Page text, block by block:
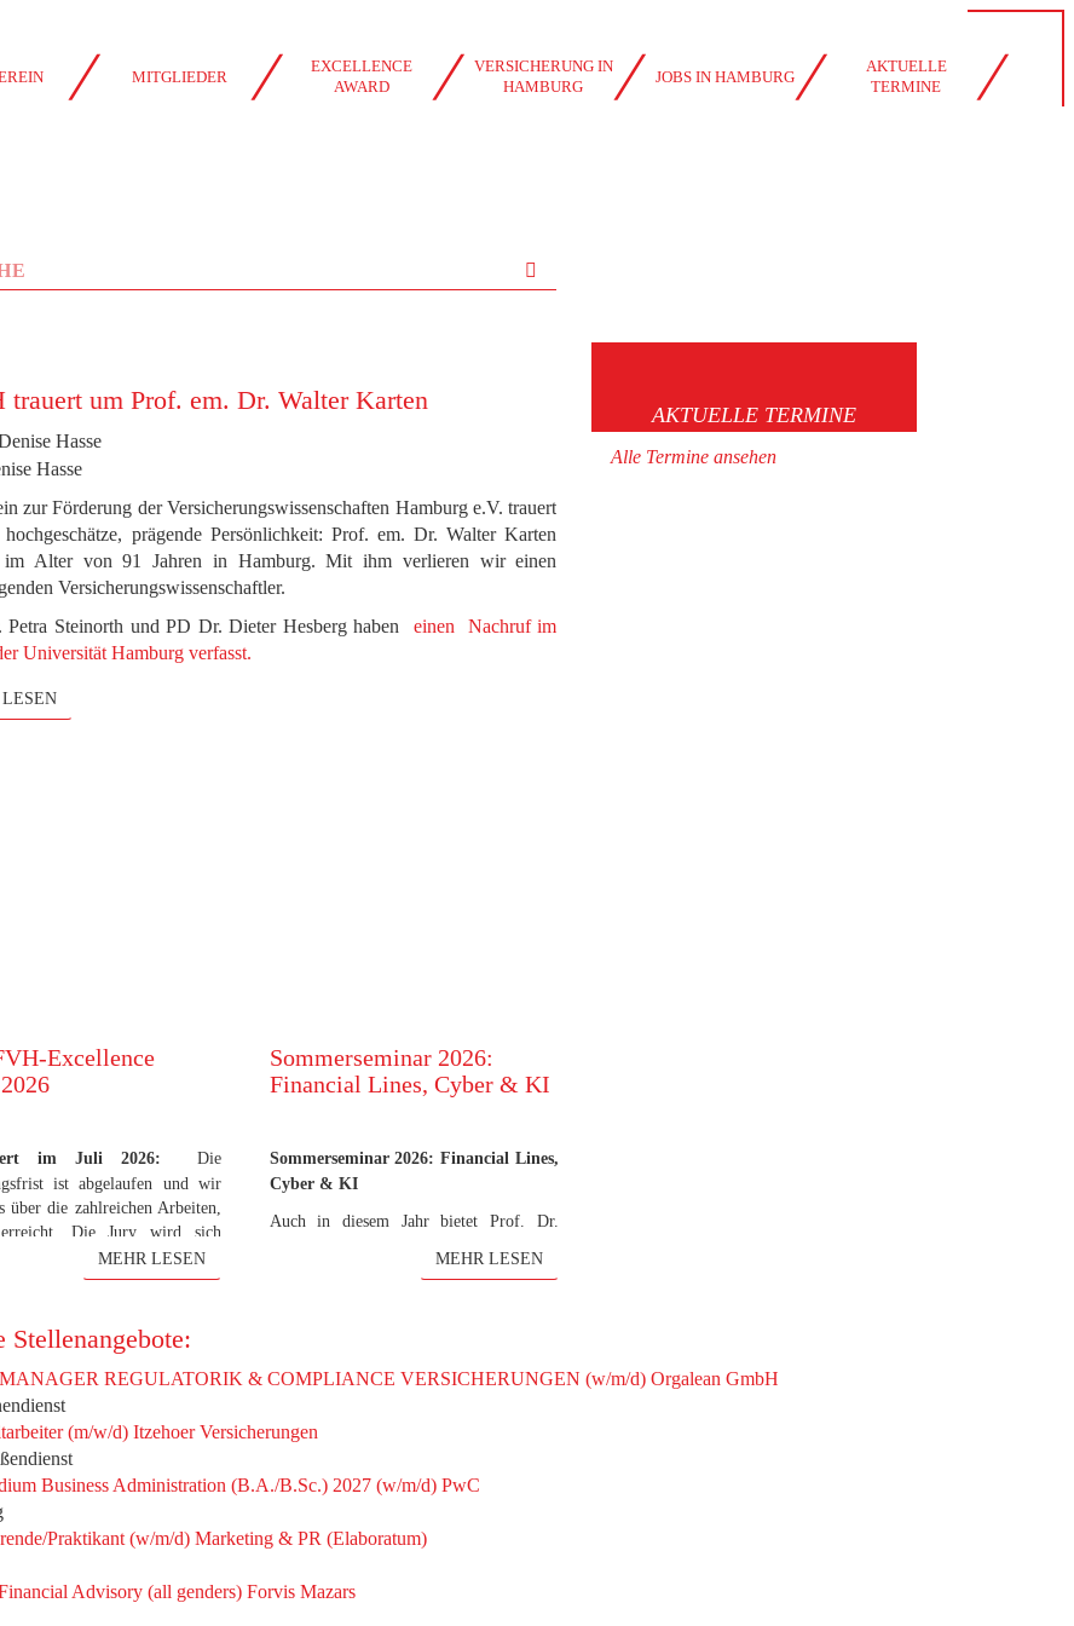
MITGLIEDER
EXCELLENCE
AWARD
VERSICHERUNG IN
HAMBURG
JOBS IN HAMBURG
AKTUELLE
TERMINE
-- Unwirksame Klauseln: Weiter Streit um gekürzte Rentenfaktoren --
trauert um Prof. em. Dr. Walter Karten
Hasse
zur Förderung der Versicherungswissenschaften Hamburg e.V. trauert
prägende Persönlichkeit: Prof. em. Dr. Walter Karten
im Alter von 91 Jahren in Hamburg. Mit ihm verlieren wir einen
Versicherungswissenschaftler.
Petra Steinorth und PD Dr. Dieter Hesberg haben einen Nachruf im
Universität Hamburg verfasst.
Excellence
im Juli 2026:
Die
ist abgelaufen und wir
über die zahlreichen Arbeiten,
Die Jury wird sich
um die besten
herauszufiltern. Die
vor der Excellence-Award-
Ende September informiert.
Zum 12. Mal verleiht der
zur Förderung der
in Hamburg
Excellence Award für
Arbeiten aus der
Zuerkannt
in fünf Kategorien. Die
startet ab sofort und läuft
zum 30. Juni 2026. Am 29.
findet die Preisverleihung in
MEHR LESEN
Sommerseminar 2026:
Financial Lines, Cyber & KI
Sommerseminar 2026: Financial Lines,
Cyber & KI
Auch in diesem Jahr bietet Prof. Dr.
Versicherungswissenschaft der Uni
statt, in Zusammenarbeit mit der WU
AG.
Die Teilnahme an diesem Seminar
(Teilnehmerzahl begrenzt) ermöglicht
Seminarscheine, zum anderen das
Schwerpunktbereich III (Handels- und
MEHR LESEN
AKTUELLE TERMINE
Alle Termine ansehen
Stellenangebote:
REGULATORIK & COMPLIANCE VERSICHERUNGEN (w/m/d) Orgalean GmbH
(m/w/d) Itzehoer Versicherungen
Business Administration (B.A./B.Sc.) 2027 (w/m/d) PwC
Praktikant (w/m/d) Marketing & PR (Elaboratum)
Advisory (all genders) Forvis Mazars